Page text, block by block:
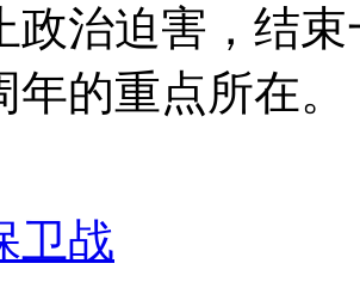
政治迫害，结
的重点所在。
卫战